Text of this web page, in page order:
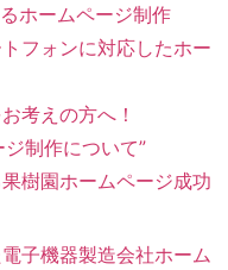
ホームページ制作
フォンに対応したホー
考えの方へ！
制作について”
樹園ホームページ成功
子機器製造会社ホーム